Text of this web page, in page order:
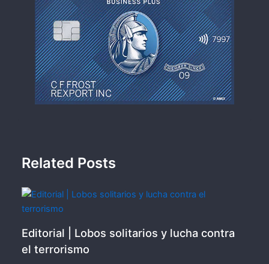
Related Posts
Editorial | Lobos solitarios y lucha contra
el terrorismo